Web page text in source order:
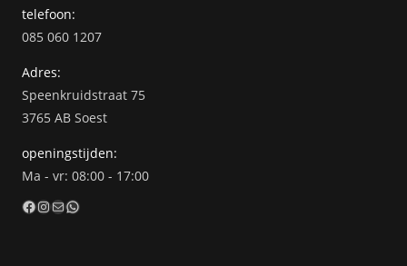
telefoon:
085 060 1207
Adres:
Speenkruidstraat 75
3765 AB Soest
openingstijden:
Ma - vr: 08:00 - 17:00
Facebook
Instagram
E-mailWhatsApp